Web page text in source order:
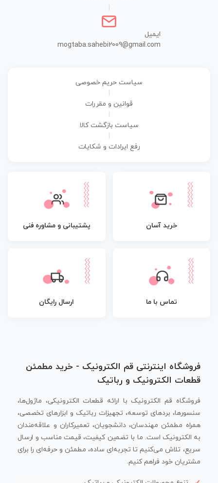
ایمیل
mogtaba.sahebi2009@gmail.com
سیاست حریم خصوصی
قوانین و مقررات
سیاست بازگشت کالا
رفع ایرادات و شکایات
خرید آسان پشتیبانی و مشاوره فنی
تماس با ما ارسال رایگان
فروشگاه اینترنتی قم الکترونیک - خرید مطمئن
قطعات الکترونیک و رباتیک
فروشگاه قم الکترونیک با ارائه قطعات الکترونیکی، ماژول‌ها،
سنسورها، بردهای توسعه، تجهیزات رباتیک و ابزارهای تخصصی،
همراه مطمئن مهندسان، دانشجویان، تعمیرکاران و علاقه‌مندان
به الکترونیک است. ما با تضمین کیفیت، قیمت مناسب و ارسال
سریع، تلاش می‌کنیم تا تجربه‌ای ساده، مطمئن و حرفه‌ای را برای
مشتریان خود فراهم کنیم.